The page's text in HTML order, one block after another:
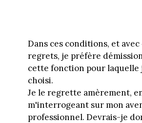
Dans ces conditions, et
regrets, je préfère
cette fonction pour laquelle
choisi.
Je le regrette amèrement,
m'interrogeant sur mon
professionnel. Devrais-je